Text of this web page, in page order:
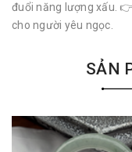
đuổi năng lượng xấu.
cho người yêu ngọc.
SẢN